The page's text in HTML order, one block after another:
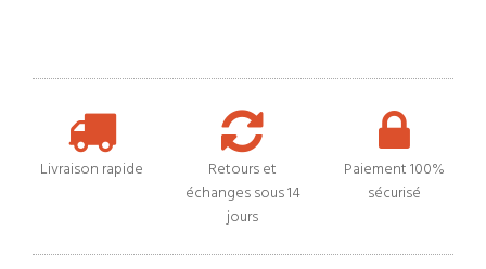
Livraison rapide
Retours et
échanges sous 14
jours
Paiement 100%
sécurisé